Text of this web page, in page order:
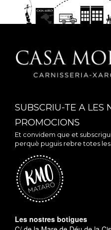
SUBSCRIU-TE A LES
PROMOCIONS
Et convidem que et
perquè puguis rebre totes
Les nostres botigues